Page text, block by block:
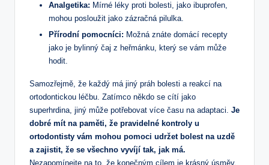
Analgetika: Mírné léky proti bolesti, jako ibuprofen,
mohou posloužit jako zázračná pilulka.
Přírodní pomocníci: Možná znáte domácí recepty
jako je bylinný čaj z heřmánku, který se vám může
hodit.
Samozřejmě, že každý má jiný práh bolesti a reakcí na
ortodontickou léčbu. Zatímco někdo se cítí jako
superhrdina, jiný může potřebovat více času na adaptaci. Je
dobré mít na paměti, že pravidelné kontroly u
ortodontisty vám mohou pomoci udržet bolest na uzdě
a zajistit, že se všechno vyvíjí tak, jak má.
Nezapomínejte na to, že konečným cílem je krásný úsměv,